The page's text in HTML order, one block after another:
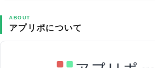
ABOUT
アプリポについて